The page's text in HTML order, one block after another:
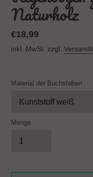
Naturholz
Normaler
Preis
€18,99
inkl. MwSt. zzgl.
Material der Buchstaben
Menge